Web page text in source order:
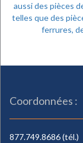
aussi des pièces
telles que des
ferrures,
Coordonnées :
877.749.8686 (tél.)